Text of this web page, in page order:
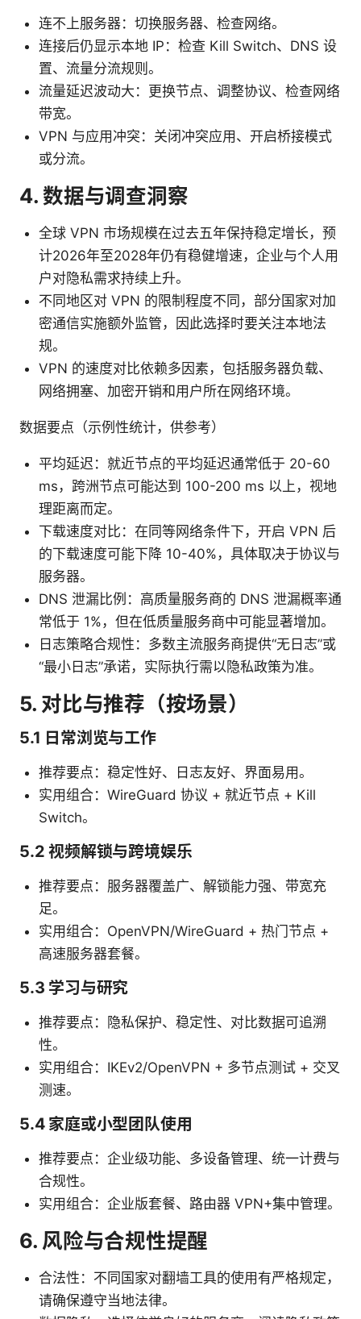
连不上服务器：切换服务器、检查网络。
连接后仍显示本地 IP：检查 Kill Switch、DNS 设
置、流量分流规则。
流量延迟波动大：更换节点、调整协议、检查网络
带宽。
VPN 与应用冲突：关闭冲突应用、开启桥接模式
或分流。
4. 数据与调查洞察
全球 VPN 市场规模在过去五年保持稳定增长，预
计2026年至2028年仍有稳健增速，企业与个人用
户对隐私需求持续上升。
不同地区对 VPN 的限制程度不同，部分国家对加
密通信实施额外监管，因此选择时要关注本地法
规。
VPN 的速度对比依赖多因素，包括服务器负载、
网络拥塞、加密开销和用户所在网络环境。
数据要点（示例性统计，供参考）
平均延迟：就近节点的平均延迟通常低于 20-60
ms，跨洲节点可能达到 100-200 ms 以上，视地
理距离而定。
下载速度对比：在同等网络条件下，开启 VPN 后
的下载速度可能下降 10-40%，具体取决于协议与
服务器。
DNS 泄漏比例：高质量服务商的 DNS 泄漏概率通
常低于 1%，但在低质量服务商中可能显著增加。
日志策略合规性：多数主流服务商提供“无日志”或
“最小日志”承诺，实际执行需以隐私政策为准。
5. 对比与推荐（按场景）
5.1 日常浏览与工作
推荐要点：稳定性好、日志友好、界面易用。
实用组合：WireGuard 协议 + 就近节点 + Kill
Switch。
5.2 视频解锁与跨境娱乐
推荐要点：服务器覆盖广、解锁能力强、带宽充
足。
实用组合：OpenVPN/WireGuard + 热门节点 +
高速服务器套餐。
5.3 学习与研究
推荐要点：隐私保护、稳定性、对比数据可追溯
性。
实用组合：IKEv2/OpenVPN + 多节点测试 + 交叉
测速。
5.4 家庭或小型团队使用
推荐要点：企业级功能、多设备管理、统一计费与
合规性。
实用组合：企业版套餐、路由器 VPN+集中管理。
6. 风险与合规性提醒
合法性：不同国家对翻墙工具的使用有严格规定，
请确保遵守当地法律。